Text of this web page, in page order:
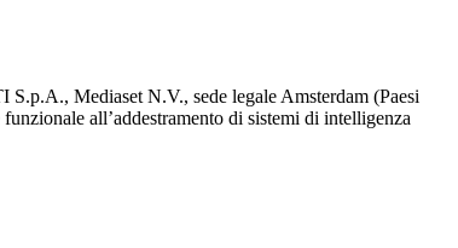
Mediaset N.V., sede legale Amsterdam (Paesi
all’addestramento di sistemi di intelligenza